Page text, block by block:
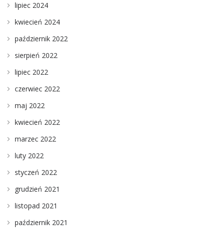
lipiec 2024
kwiecień 2024
październik 2022
sierpień 2022
lipiec 2022
czerwiec 2022
maj 2022
kwiecień 2022
marzec 2022
luty 2022
styczeń 2022
grudzień 2021
listopad 2021
październik 2021